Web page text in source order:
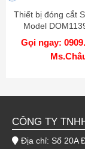
Thiết bị đóng cắt
Model
Gọi ngay:
CÔNG TY
Địa chỉ: Số 20A